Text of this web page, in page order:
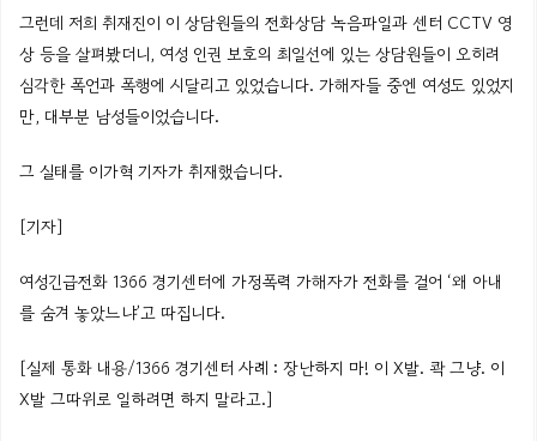
그런데 저희 취재진이 이 상담원들의 전화상담 녹음파일과 센터 CCTV 영
상 등을 살펴봤더니, 여성 인권 보호의 최일선에 있는 상담원들이 오히려
심각한 폭언과 폭행에 시달리고 있었습니다. 가해자들 중엔 여성도 있었지
만, 대부분 남성들이었습니다.
그 실태를 이가혁 기자가 취재했습니다.
[기자]
여성긴급전화 1366 경기센터에 가정폭력 가해자가 전화를 걸어 ‘왜 아내
를 숨겨 놓았느냐’고 따집니다.
[실제 통화 내용/1366 경기센터 사례 : 장난하지 마! 이 X발. 콱 그냥. 이
X발 그따위로 일하려면 하지 말라고.]